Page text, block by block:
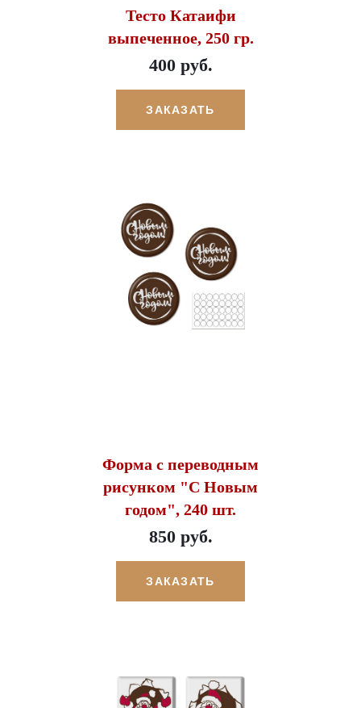
Тесто Катаифи
выпеченное, 250 гр.
400 руб.
ЗАКАЗАТЬ
Форма с переводным
рисунком "С Новым
годом", 240 шт.
850 руб.
ЗАКАЗАТЬ